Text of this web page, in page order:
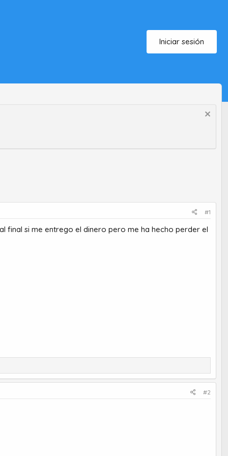
Iniciar sesión
#1
final si me entrego el dinero pero me ha hecho perder el
#2